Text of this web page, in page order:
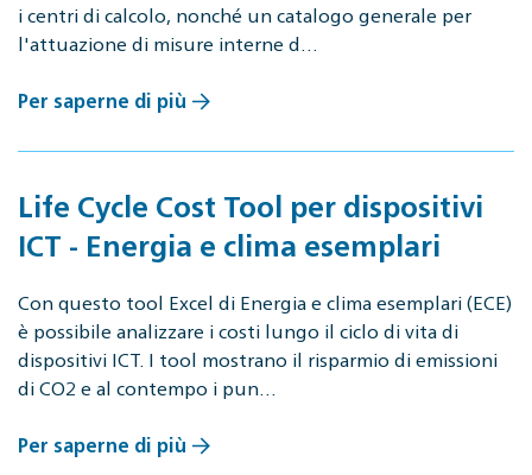
i centri di calcolo, nonché un catalogo generale per
l'attuazione di misure interne d…
Per saperne di più
Life Cycle Cost Tool per dispositivi
ICT - Energia e clima esemplari
Con questo tool Excel di Energia e clima esemplari (ECE)
è possibile analizzare i costi lungo il ciclo di vita di
dispositivi ICT. I tool mostrano il risparmio di emissioni
di CO2 e al contempo i pun…
Per saperne di più